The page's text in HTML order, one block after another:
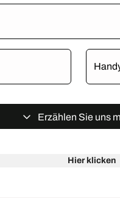
Erzählen Sie uns
Hier klicken